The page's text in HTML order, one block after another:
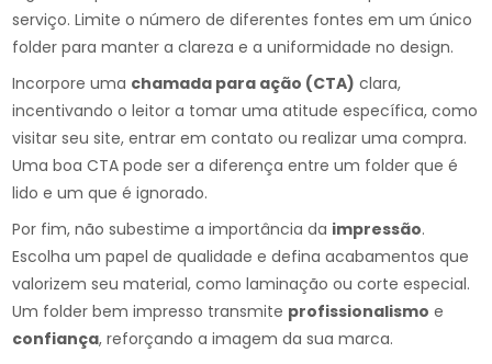
serviço. Limite o número de diferentes fontes em um único
folder para manter a clareza e a uniformidade no design.
Incorpore uma chamada para ação (CTA) clara,
incentivando o leitor a tomar uma atitude específica, como
visitar seu site, entrar em contato ou realizar uma compra.
Uma boa CTA pode ser a diferença entre um folder que é
lido e um que é ignorado.
Por fim, não subestime a importância da impressão.
Escolha um papel de qualidade e defina acabamentos que
valorizem seu material, como laminação ou corte especial.
Um folder bem impresso transmite profissionalismo e
confiança, reforçando a imagem da sua marca.